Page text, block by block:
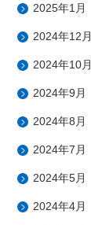
2025年1月
2024年12月
2024年10月
2024年9月
2024年8月
2024年7月
2024年5月
2024年4月